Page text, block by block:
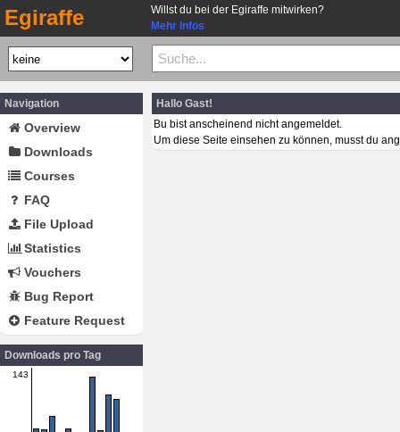
Egiraffe
Willst du bei der Egiraffe mitwirken?
Mehr Infos
Navigation
Overview
Downloads
Courses
FAQ
File Upload
Statistics
Vouchers
Bug Report
Feature Request
Downloads pro Tag
143
Hallo Gast!
Bu bist anscheinend nicht angemeldet.
Um diese Seite einsehen zu können, musst du